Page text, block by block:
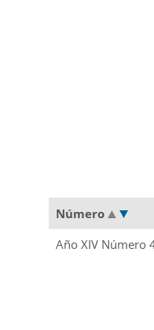
Número
Año XIV Número